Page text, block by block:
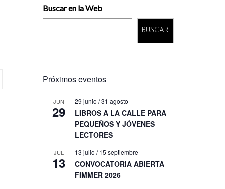
Buscar en la Web
BUSCAR
Próximos eventos
JUN
29
29 junio /31 agosto
LIBROS A LA CALLE PARA
PEQUEÑOS Y JÓVENES
LECTORES
JUL
13
13 julio /15 septiembre
CONVOCATORIA ABIERTA
FIMMER 2026